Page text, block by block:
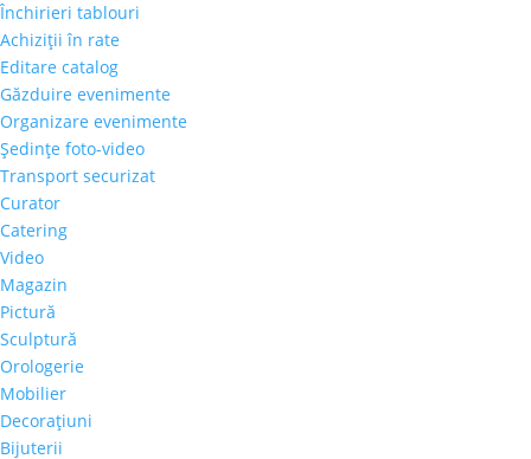
Închirieri tablouri
Achiziţii în rate
Editare catalog
Găzduire evenimente
Organizare evenimente
Şedinţe foto-video
Transport securizat
Curator
Catering
Video
Magazin
Pictură
Sculptură
Orologerie
Mobilier
Decoraţiuni
Bijuterii
3 luni
6 luni
9 luni
12 luni
Cantitate
Maria
Anonkina
"Fructe"
Comandă telefonică!
Dimensiuni
Perioadă